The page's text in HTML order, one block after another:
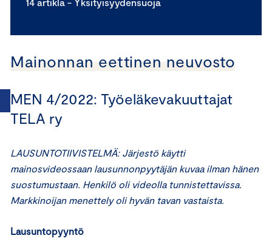
Mainonnan eettinen neuvosto
MEN 4/2022: Työeläkevakuuttajat
TELA ry
LAUSUNTOTIIVISTELMÄ: Järjestö käytti
mainosvideossaan lausunnonpyytäjän kuvaa ilman hänen
suostumustaan. Henkilö oli videolla tunnistettavissa.
Markkinoijan menettely oli hyvän tavan vastaista.
Lausuntopyyntö